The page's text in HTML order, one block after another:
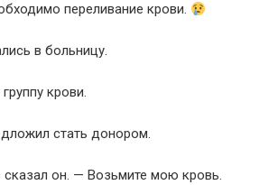
переливание крови.
в больницу.
крови.
стать донором.
он. — Возьмите мою кровь.